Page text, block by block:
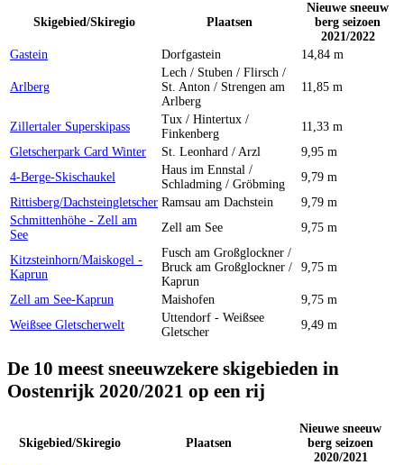
Skigebied/Skiregio Plaatsen
Nieuwe sneeuw
berg seizoen
2021/2022
Gastein
Dorfgastein 14,84 m
Arlberg
Lech / Stuben / Flirsch /
St. Anton / Strengen am
Arlberg
11,85 m
Zillertaler Superskipass
Tux / Hintertux /
Finkenberg
11,33 m
Gletscherpark Card Winter
St. Leonhard / Arzl
9,95 m
4-Berge-Skischaukel
Haus im Ennstal /
Schladming / Gröbming
9,79 m
Rittisberg/Dachsteingletscher Ramsau am Dachstein
9,79 m
Schmittenhöhe - Zell am
See
Zell am See 9,75 m
Kitzsteinhorn/Maiskogel -
Kaprun
Fusch am Großglockner /
Bruck am Großglockner /
Kaprun
9,75 m
Zell am See-Kaprun Maishofen
9,75 m
Weißsee Gletscherwelt
Uttendorf - Weißsee
Gletscher
9,49 m
De 10 meest sneeuwzekere skigebieden in
Oostenrijk 2020/2021 op een rij
Skigebied/Skiregio Plaatsen
Nieuwe sneeuw
berg seizoen
2020/2021